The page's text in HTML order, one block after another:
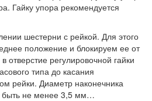
Гайку упора рекомендуется
шестерни с рейкой. Для этого
положение и блокируем ее от
регулировочной гайки
типа до касания
рейки. Диаметр наконечника
быть не менее 3,5 мм…